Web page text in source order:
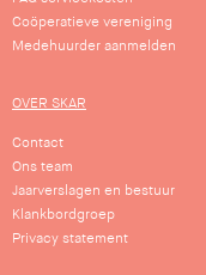
Coöperatieve vereniging
Medehuurder aanmelden
OVER SKAR
Contact
Ons team
Jaarverslagen en bestuur
Klankbordgroep
Privacy statement